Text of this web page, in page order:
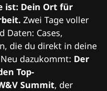
ist: Dein Ort für
Zwei Tage voller
Daten: Cases,
die du direkt in deine
dazukommt: Der
Top-
Summit, der